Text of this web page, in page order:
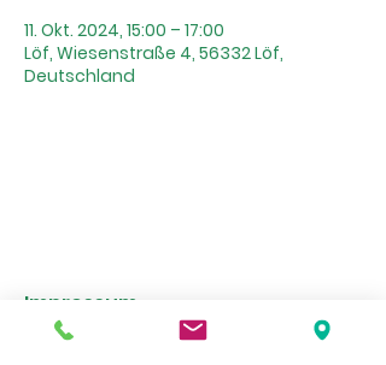
11. Okt. 2024, 15:00 – 17:00
Löf, Wiesenstraße 4, 56332 Löf,
Deutschland
Impressum
Datenschutzerklärung